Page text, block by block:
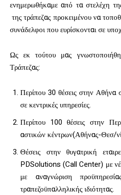
ενημερωθήκαμε από τα στελέχη
της τράπεζας προκειμένου να
συνάδελφοι που ευρίσκονται σε
Ως εκ τούτου μας
Τράπεζας:
Περίπου 30 θέσεις στην Αθήνα
σε κεντρικές υπηρεσίες.
Περίπου 100 θέσεις στην
αστικών κέντρων(Αθήνας-Θεσ/
Θέσεις στην θυγατρική
PDSolutions (Call Center) με
με αναγνώριση
τραπεζοϋπαλληλικής ιδιότητας.